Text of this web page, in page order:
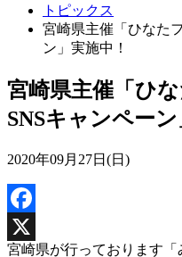
トピックス
宮崎県主催「ひなた
ン」実施中！
宮崎県主催「ひ
SNSキャンペーン
2020年09月27日(日)
Facebook
宮崎県が行っております